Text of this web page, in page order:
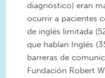
diagnóstico) eran
ocurrir a pacientes
de inglés limitada
que hablan Inglés
barreras de
Fundación Robert